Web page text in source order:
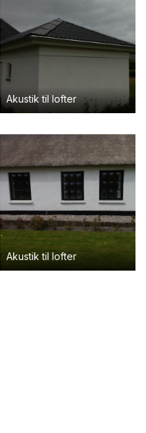
Akustik til lofter
Akustik til lofter